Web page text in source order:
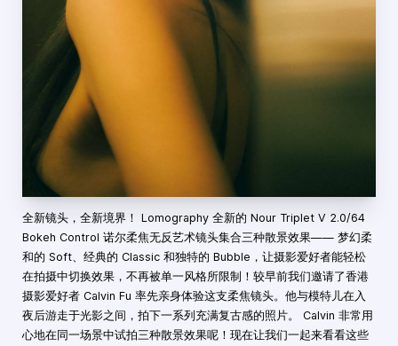
全新镜头，全新境界！ Lomography 全新的 Nour Triplet V 2.0/64
Bokeh Control 诺尔柔焦无反艺术镜头集合三种散景效果—— 梦幻柔
和的 Soft、经典的 Classic 和独特的 Bubble，让摄影爱好者能轻松
在拍摄中切换效果，不再被单一风格所限制！较早前我们邀请了香港
摄影爱好者 Calvin Fu 率先亲身体验这支柔焦镜头。他与模特儿在入
夜后游走于光影之间，拍下一系列充满复古感的照片。 Calvin 非常用
心地在同一场景中试拍三种散景效果呢！现在让我们一起来看看这些